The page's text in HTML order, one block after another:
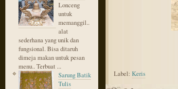
Lonceng
untuk
memanggil..
alat
sederhana yang unik dan
fungsional. Bisa ditaruh
dimeja makan untuk pesan
menu.. Terbuat ...
Sarung Batik
Tulis
Label: Keris